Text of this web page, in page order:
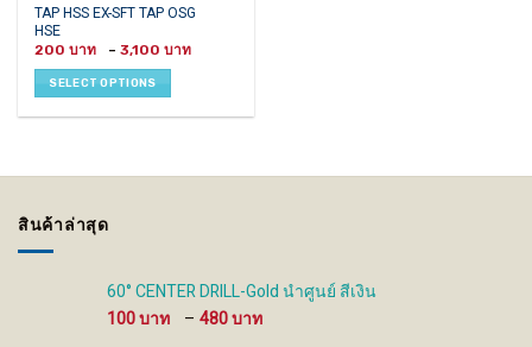
TAP HSS EX-SFT TAP OSG
HSE
200 – 3,100
SELECT OPTIONS
This
product
has
multiple
variants.
The
chosen
on
the
สินค้าล่าสุด
60° CENTER DRILL-Gold นำศูนย์ สีเงิน
100
– 480